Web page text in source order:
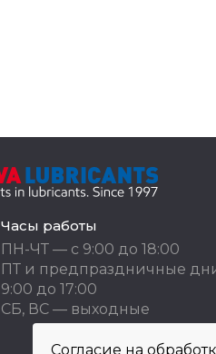
Согласие на
Часы работы
ПН-ЧТ — с 9:00 до 18:00
ПТ и предпраздничные
9:00 до 17:00
СБ, ВС — выходные